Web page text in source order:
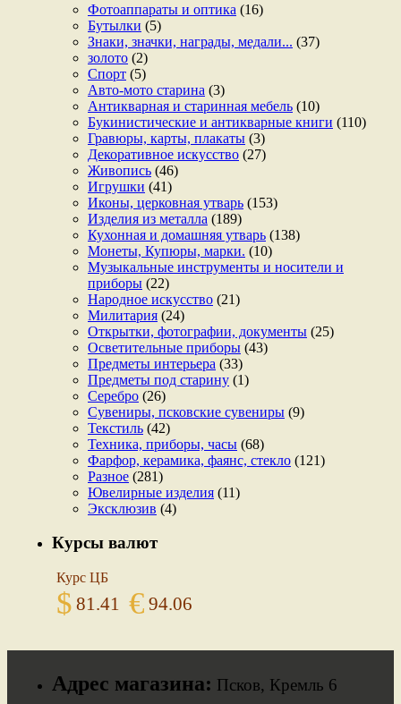
Фотоаппараты и оптика (16)
Бутылки (5)
Знаки, значки, награды, медали... (37)
золото (2)
Спорт (5)
Авто-мото старина (3)
Антикварная и старинная мебель (10)
Букинистические и антикварные книги (110)
Гравюры, карты, плакаты (3)
Декоративное искусство (27)
Живопись (46)
Игрушки (41)
Иконы, церковная утварь (153)
Изделия из металла (189)
Кухонная и домашняя утварь (138)
Монеты, Купюры, марки. (10)
Музыкальные инструменты и носители и
приборы (22)
Народное искусство (21)
Милитария (24)
Открытки, фотографии, документы (25)
Осветительные приборы (43)
Предметы интерьера (33)
Предметы под старину (1)
Серебро (26)
Сувениры, псковские сувениры (9)
Текстиль (42)
Техника, приборы, часы (68)
Фарфор, керамика, фаянс, стекло (121)
Разное (281)
Ювелирные изделия (11)
Эксклюзив (4)
Курсы валют
Курс ЦБ
$ 81.41 € 94.06
Адрес магазина: Псков, Кремль 6